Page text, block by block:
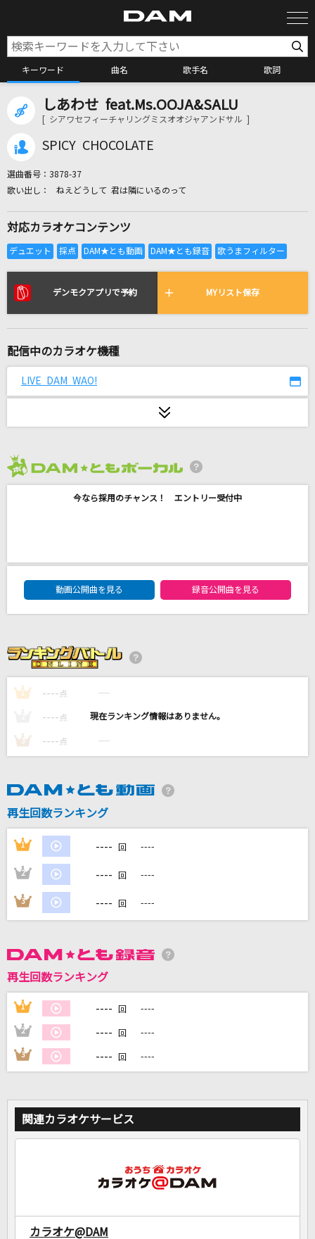
キーワード 曲名 歌手名 歌詞
カラオケ検索
全国りれき
リアルタイムで歌われている曲の一覧
愛のうた
[生音]クリスマスソング
Cry Baby
the GazettE(ガゼット)
IRIS OUT
[生音]ロックンロール・ウィドウ
千綿ヒデノリ
カラオケ最新情報をチェック！
しあわせ feat.Ms.OOJA&SALU
[ シアワセフィーチャリングミスオオジャアンドサル ]
SPICY CHOCOLATE
選曲番号： 3878-37
ねえどうして 君は隣にいるのって
対応カラオケコンテンツ
デンモクアプリで予約 MYリスト保存
配信中のカラオケ機種
LIVE DAM WAO!
今なら採用のチャンス！ エントリー受付中
DAM★ともボーカルエントリーランキング
動画公開曲を見る
録音公開曲を見る
1 ---- 点 ----
---- 点 ----
3 ---- 点 ----
再生回数ランキング
1 ---- 回 ----
2 ---- 回 ----
3 ---- 回 ----
再生回数ランキング
1 ---- 回 ----
2 ---- 回 ----
3 ---- 回 ----
関連カラオケサービス
カラオケ@DAM